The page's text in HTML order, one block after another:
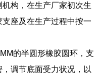
构，在生产厂家初次生
座及在生产过程中按一
的半圆形橡胶圆环，支
调节底面受力状况，以